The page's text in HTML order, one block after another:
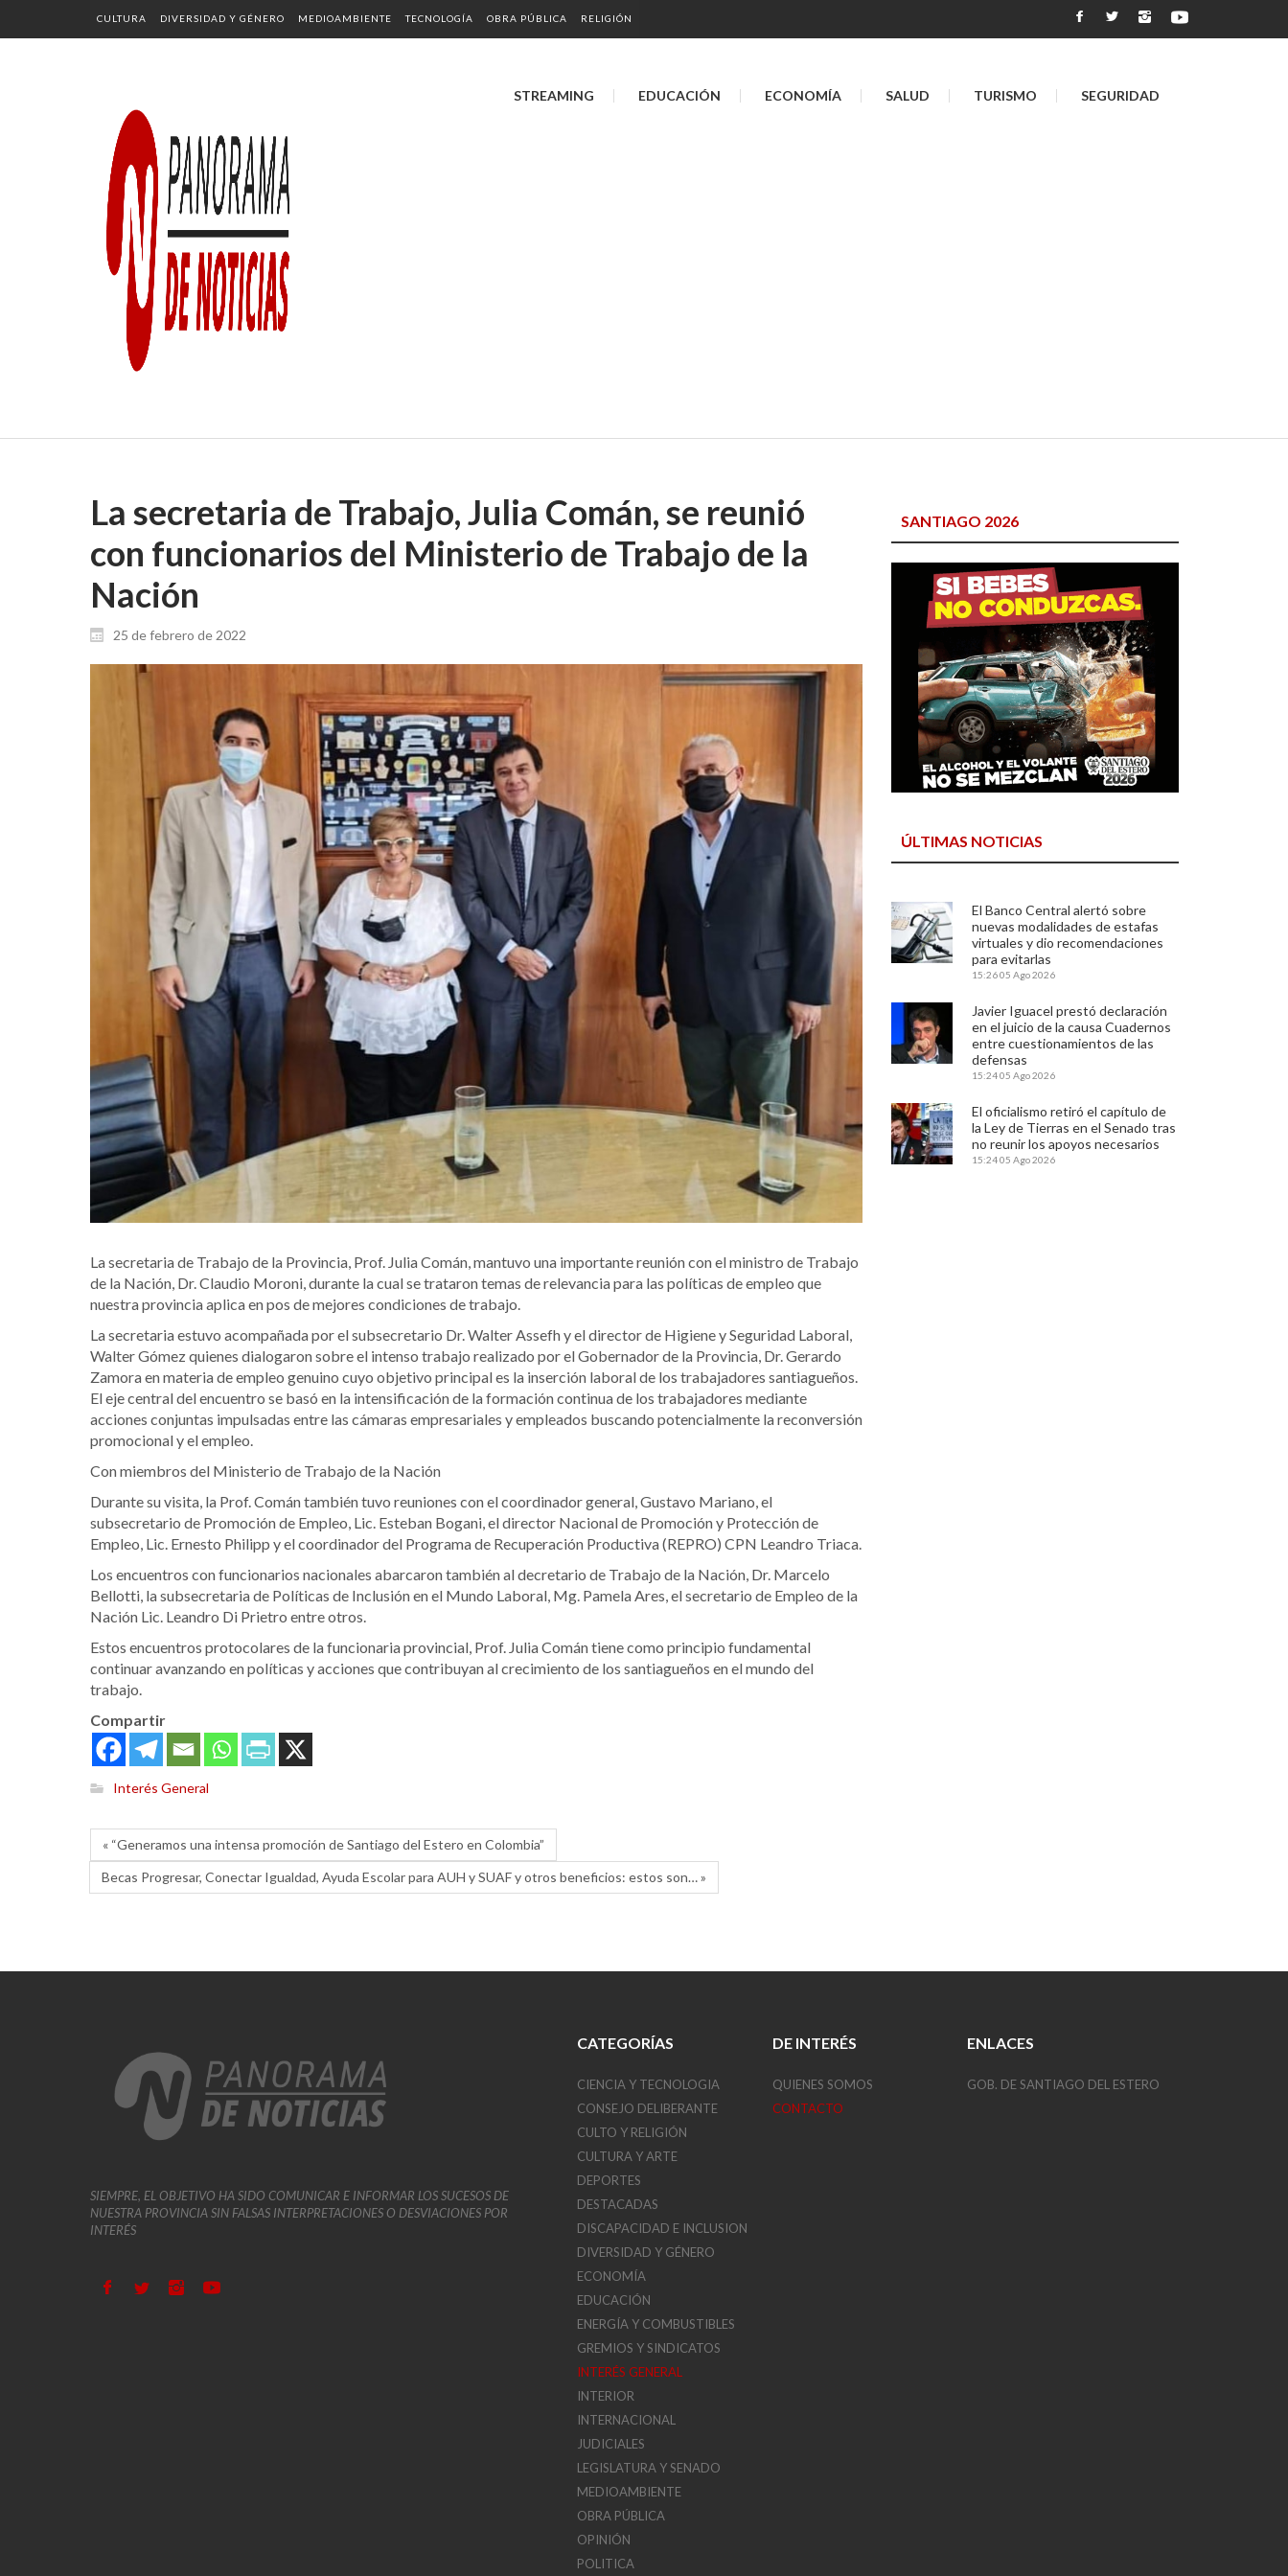
CULTURA DIVERSIDAD Y GÉNERO MEDIOAMBIENTE TECNOLOGÍA OBRA PÚBLICA RELIGIÓN
STREAMING EDUCACIÓN ECONOMÍA SALUD TURISMO SEGURIDAD
La secretaria de Trabajo, Julia Comán, se reunió
con funcionarios del Ministerio de Trabajo de la
Nación
25 de febrero de 2022
La secretaria de Trabajo de la Provincia, Prof. Julia Comán, mantuvo una importante reunión con el ministro de Trabajo
de la Nación, Dr. Claudio Moroni, durante la cual se trataron temas de relevancia para las políticas de empleo que
nuestra provincia aplica en pos de mejores condiciones de trabajo.
La secretaria estuvo acompañada por el subsecretario Dr. Walter Assefh y el director de Higiene y Seguridad Laboral,
Walter Gómez quienes dialogaron sobre el intenso trabajo realizado por el Gobernador de la Provincia, Dr. Gerardo
Zamora en materia de empleo genuino cuyo objetivo principal es la inserción laboral de los trabajadores santiagueños.
El eje central del encuentro se basó en la intensificación de la formación continua de los trabajadores mediante
acciones conjuntas impulsadas entre las cámaras empresariales y empleados buscando potencialmente la reconversión
promocional y el empleo.
Con miembros del Ministerio de Trabajo de la Nación
Durante su visita, la Prof. Comán también tuvo reuniones con el coordinador general, Gustavo Mariano, el
subsecretario de Promoción de Empleo, Lic. Esteban Bogani, el director Nacional de Promoción y Protección de
Empleo, Lic. Ernesto Philipp y el coordinador del Programa de Recuperación Productiva (REPRO) CPN Leandro Triaca.
Los encuentros con funcionarios nacionales abarcaron también al decretario de Trabajo de la Nación, Dr. Marcelo
Bellotti, la subsecretaria de Políticas de Inclusión en el Mundo Laboral, Mg. Pamela Ares, el secretario de Empleo de la
Nación Lic. Leandro Di Prietro entre otros.
Estos encuentros protocolares de la funcionaria provincial, Prof. Julia Comán tiene como principio fundamental
continuar avanzando en políticas y acciones que contribuyan al crecimiento de los santiagueños en el mundo del
trabajo.
Compartir
Interés General
« “Generamos una intensa promoción de Santiago del Estero en Colombia”
Becas Progresar, Conectar Igualdad, Ayuda Escolar para AUH y SUAF y otros beneficios: estos son… »
SANTIAGO 2026
ÚLTIMAS NOTICIAS
El Banco Central alertó sobre
nuevas modalidades de estafas
virtuales y dio recomendaciones
para evitarlas
15:2605 Ago 2026
Javier Iguacel prestó declaración
en el juicio de la causa Cuadernos
entre cuestionamientos de las
defensas
15:2405 Ago 2026
El oficialismo retiró el capítulo de
la Ley de Tierras en el Senado tras
no reunir los apoyos necesarios
15:2405 Ago 2026
SIEMPRE, EL OBJETIVO HA SIDO COMUNICAR E INFORMAR LOS SUCESOS DE
NUESTRA PROVINCIA SIN FALSAS INTERPRETACIONES O DESVIACIONES POR
INTERÉS
CATEGORÍAS
CIENCIA Y TECNOLOGIA
CONSEJO DELIBERANTE
CULTO Y RELIGIÓN
CULTURA Y ARTE
DEPORTES
DESTACADAS
DISCAPACIDAD E INCLUSION
DIVERSIDAD Y GÉNERO
ECONOMÍA
EDUCACIÓN
ENERGÍA Y COMBUSTIBLES
GREMIOS Y SINDICATOS
INTERÉS GENERAL
INTERIOR
INTERNACIONAL
JUDICIALES
LEGISLATURA Y SENADO
MEDIOAMBIENTE
OBRA PÚBLICA
OPINIÓN
POLITICA
DE INTERÉS
QUIENES SOMOS
CONTACTO
ENLACES
GOB. DE SANTIAGO DEL ESTERO